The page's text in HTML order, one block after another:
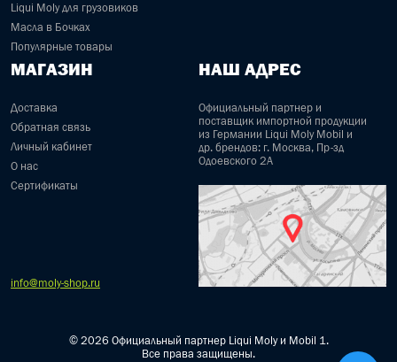
Liqui Moly для грузовиков
Масла в Бочках
Популярные товары
МАГАЗИН
Доставка
Обратная связь
Личный кабинет
О нас
Сертификаты
НАШ АДРЕС
Официальный партнер и
поставщик импортной продукции
из Германии Liqui Moly Mobil и
др. брендов: г. Москва, Пр-зд
Одоевского 2А
info@moly-shop.ru
© 2026 Официальный партнер Liqui Moly и Mobil 1.
Все права защищены.